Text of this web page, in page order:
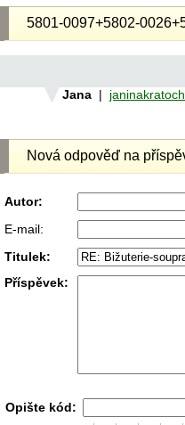
5801-0097+5802-
Jana |
Nová odpověď na
Autor:
E-mail:
Titulek:
Příspěvek:
Opište kód: